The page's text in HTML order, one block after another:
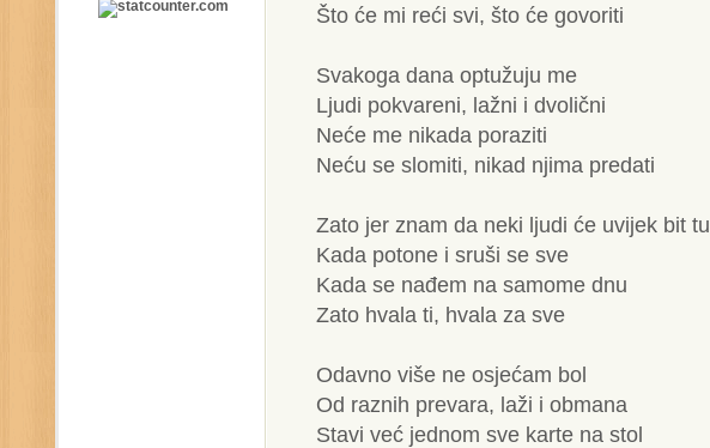
Što će mi reći svi, što će govoriti
Svakoga dana optužuju me
Ljudi pokvareni, lažni i dvolični
Neće me nikada poraziti
Neću se slomiti, nikad njima predati
Zato jer znam da neki ljudi će uvijek bit tu
Kada potone i sruši se sve
Kada se nađem na samome dnu
Zato hvala ti, hvala za sve
Odavno više ne osjećam bol
Od raznih prevara, laži i obmana
Stavi već jednom sve karte na stol